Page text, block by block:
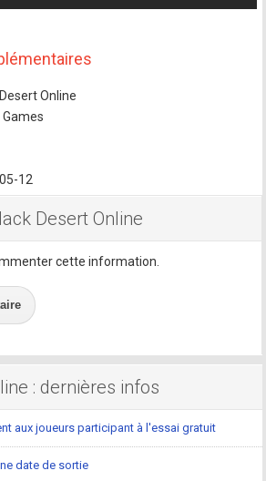
Online
Games
12
Desert Online
cette information.
: dernières infos
aux joueurs participant à l'essai gratuit
date de sortie